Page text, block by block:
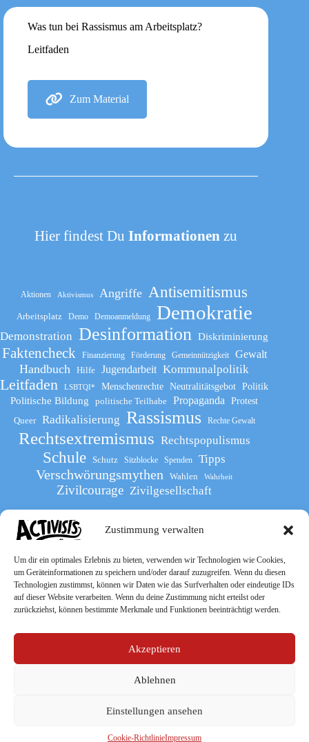
Zustimmung verwalten
Um dir ein optimales Erlebnis zu bieten, verwenden wir Technologien wie Cookies,
um Geräteinformationen zu speichern und/oder darauf zuzugreifen. Wenn du diesen
Technologien zustimmst, können wir Daten wie das Surfverhalten oder eindeutige IDs
auf dieser Website verarbeiten. Wenn du deine Zustimmung nicht erteilst oder
zurückziehst, können bestimmte Merkmale und Funktionen beeinträchtigt werden.
Akzeptieren
Ablehnen
Einstellungen ansehen
Cookie-RichtlinieImpressum
Was tun bei Rassismus am Arbeitsplatz?
Leitfaden
Zum Material
Hier findest DuInformationen zu
Aktionen Aktivismus Angriffe Antisemitismus
Arbeitsplatz Demo Demoanmeldung Demokratie
Demonstration Desinformation Diskriminierung
Faktencheck Finanzierung Förderung Gemeinnützigkeit Gewalt
Handbuch Hilfe Jugendarbeit Kommunalpolitik
Leitfaden LSBTQI* Menschenrechte Neutralitätsgebot Politik
Politische Bildung politische Teilhabe Propaganda
Protest
Queer
Radikalisierung Rassismus Rechte Gewalt
Rechtsextremismus Rechtspopulismus
Schule Schutz Sitzblocke Spenden Tipps
Verschwörungsmythen Wahlen Wahrheit
Zivilcourage Zivilgesellschaft
Werde Teil des The Activists Guide